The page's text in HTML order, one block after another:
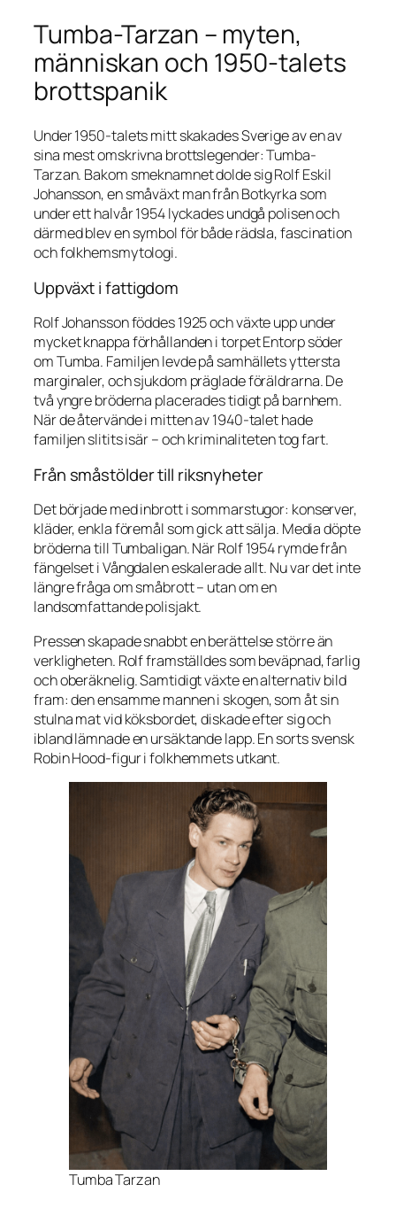
Tumba-Tarzan – myten,
människan och 1950-talets
brottspanik
Under 1950-talets mitt skakades Sverige av en av
sina mest omskrivna brottslegender: Tumba-
Tarzan. Bakom smeknamnet dolde sig Rolf Eskil
Johansson, en småväxt man från Botkyrka som
under ett halvår 1954 lyckades undgå polisen och
därmed blev en symbol för både rädsla, fascination
och folkhemsmytologi.
Uppväxt i fattigdom
Rolf Johansson föddes 1925 och växte upp under
mycket knappa förhållanden i torpet Entorp söder
om Tumba. Familjen levde på samhällets yttersta
marginaler, och sjukdom präglade föräldrarna. De
två yngre bröderna placerades tidigt på barnhem.
När de återvände i mitten av 1940-talet hade
familjen slitits isär – och kriminaliteten tog fart.
Från småstölder till riksnyheter
Det började med inbrott i sommarstugor: konserver,
kläder, enkla föremål som gick att sälja. Media döpte
bröderna tillTumbaligan. När Rolf 1954 rymde från
fängelset i Vångdalen eskalerade allt. Nu var det inte
längre fråga om småbrott – utan om en
landsomfattande polisjakt.
Pressen skapade snabbt en berättelse större än
verkligheten. Rolf framställdes som beväpnad, farlig
och oberäknelig. Samtidigt växte en alternativ bild
fram: den ensamme mannen i skogen, som åt sin
stulna mat vid köksbordet, diskade efter sig och
ibland lämnade en ursäktande lapp. En sorts svensk
Robin Hood-figur i folkhemmets utkant.
Tumba Tarzan